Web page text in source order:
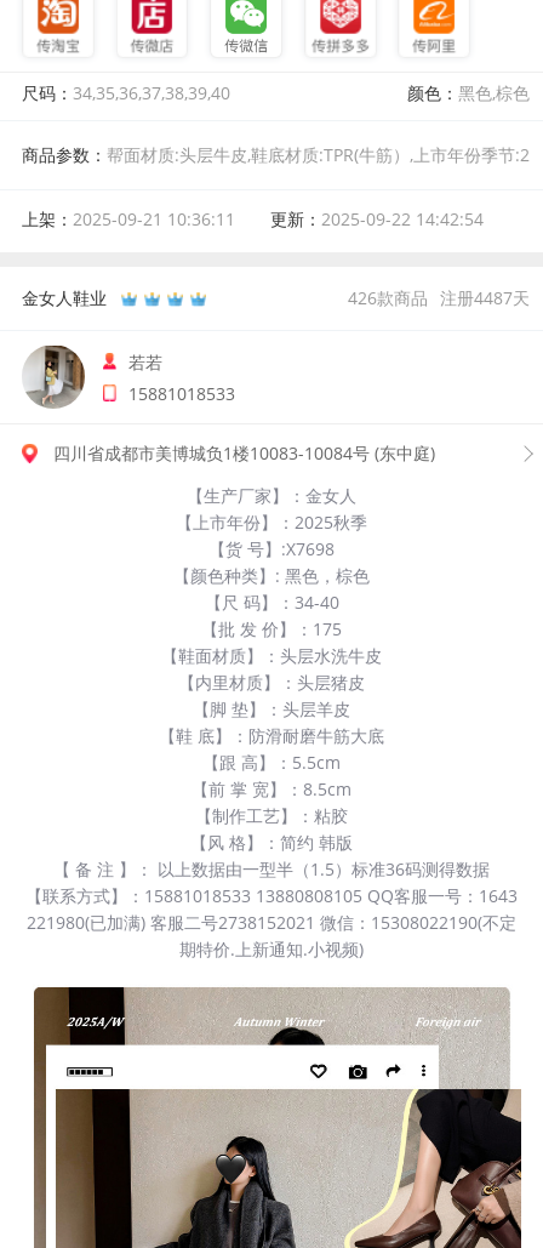
尺码： 34,35,36,37,38,39,40 颜色：黑色,棕色
商品参数： 帮面材质:头层牛皮,鞋底材质:TPR(牛筋）,上市年份季节:2
跟,流行元素:浅口,鞋制作工艺:胶粘工艺,图案:纯色,鞋头款式:方头,闭
龄:18-40岁,制鞋工艺:胶粘工艺,适用季节:四季
上架： 2025-09-21 10:36:11 更新： 2025-09-22 14:42:54
金女人鞋业 426款商品 注册4487天
若若
15881018533
四川省成都市美博城负1楼10083-10084号 (东中庭​)
【生产厂家】：金女人
【上市年份】：2025秋季
【货 号】:X7698
【颜色种类】: 黑色，棕色
【尺 码】：34-40
【批 发 价】：175
【鞋面材质】：头层水洗牛皮
【内里材质】：头层猪皮
【脚 垫】：头层羊皮
【鞋 底】：防滑耐磨牛筋大底
【跟 高】：5.5cm
【前 掌 宽】：8.5cm
【制作工艺】：粘胶
【风 格】：简约 韩版
【 备 注 】： 以上数据由一型半（1.5）标准36码测得数据
【联系方式】：15881018533 13880808105 QQ客服一号：1643
221980(已加满) 客服二号2738152021 微信：15308022190(不定
期特价.上新通知.小视频)